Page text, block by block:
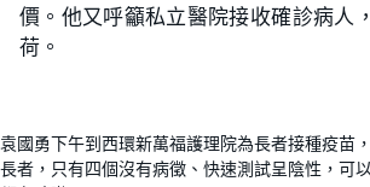
價。他又呼籲私立醫院接收確診病人
荷。
袁國勇下午到西環新萬福護理院為長者接種疫苗
長者，只有四個沒有病徵、快速測試呈陰性，可